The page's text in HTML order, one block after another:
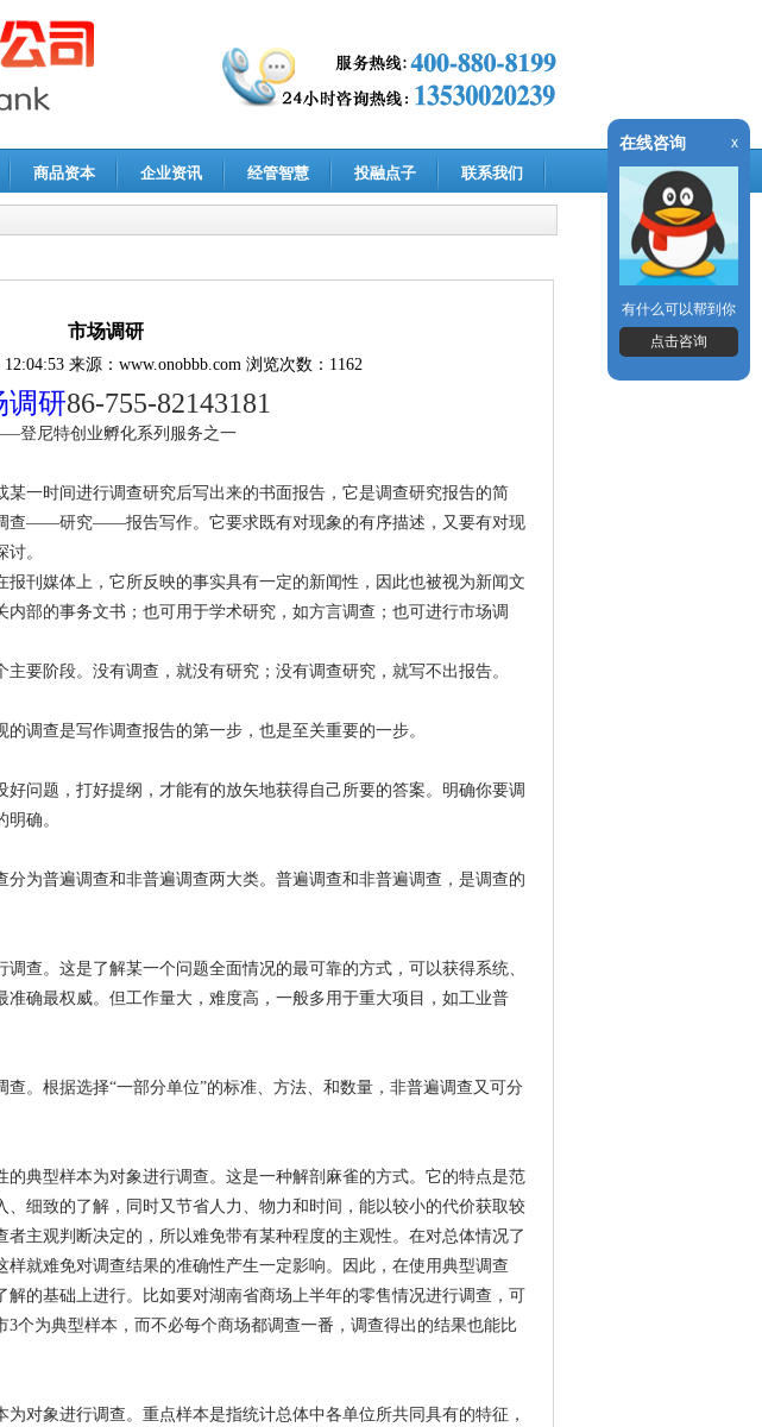
商品资本 企业资讯 经管智慧 投融点子 联系我们
市场调研
12:04:53来源： www.onobbb.com浏览次数：1162
调研86-755-82143181
登尼特创业孵化系列服务之一
某一时间进行调查研究后写出来的书面报告，它是调查研究报告的简
查——研究——报告写作。它要求既有对现象的有序描述，又要有对现
。
报刊媒体上，它所反映的事实具有一定的新闻性，因此也被视为新闻文
部的事务文书；也可用于学术研究，如方言调查；也可进行市场调
要阶段。没有调查，就没有研究；没有调查研究，就写不出报告。
调查是写作调查报告的第一步，也是至关重要的一步。
问题，打好提纲，才能有的放矢地获得自己所要的答案。明确你要调
确。
为普遍调查和非普遍调查两大类。普遍调查和非普遍调查，是调查的
查。这是了解某一个问题全面情况的最可靠的方式，可以获得系统、
确最权威。但工作量大，难度高，一般多用于重大项目，如工业普
。根据选择“一部分单位”的标准、方法、和数量，非普遍调查又可分
典型样本为对象进行调查。这是一种解剖麻雀的方式。它的特点是范
、细致的了解，同时又节省人力、物力和时间，能以较小的代价获取较
主观判断决定的，所以难免带有某种程度的主观性。在对总体情况了
就难免对调查结果的准确性产生一定影响。因此，在使用典型调查
的基础上进行。比如要对湖南省商场上半年的零售情况进行调查，可
个为典型样本，而不必每个商场都调查一番，调查得出的结果也能比
对象进行调查。重点样本是指统计总体中各单位所共同具有的特征，
在线咨询 x
有什么可以帮到你
点击咨询